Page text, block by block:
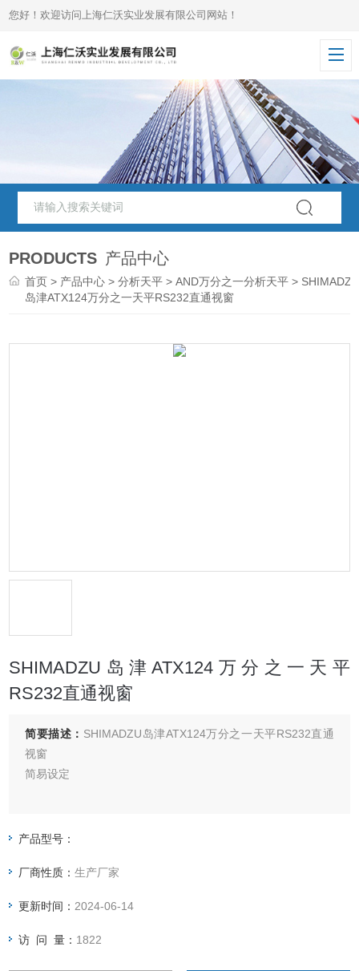
您好！欢迎访问上海仁沃实业发展有限公司网站！
PRODUCTS 产品中心
首页 > 产品中心 >分析天平 >AND万分之一分析天平 >
岛津ATX124万分之一天平RS232直通视窗
SHIMADZU岛津ATX124万分之一天平
RS232直通视窗
简要描述： SHIMADZU岛津ATX124万分之一天平RS232直通
视窗
简易设定
性。
个数测定功能
校准记录可以有时间、日期，符合GLP/GMP/ISO要求。
产品型号：
厂商性质：生产厂家
更新时间： 2024-06-14
访 问 量： 1822